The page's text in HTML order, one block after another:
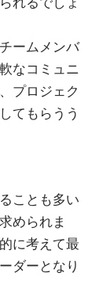
ームメンバ
なコミュニ
プロジェク
てもらうう
ことも多い
められま
に考えて最
ダーとなり